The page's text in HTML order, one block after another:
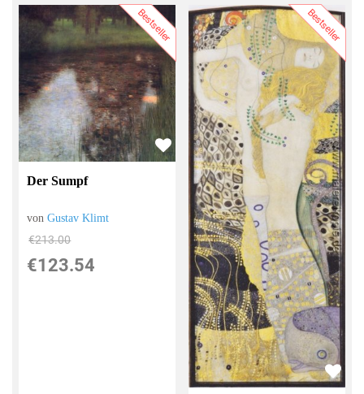
Bestseller
Der Sumpf
vonGustav Klimt
€213.00
€123.54
Bestseller